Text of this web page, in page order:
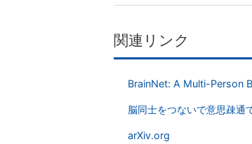
関連リンク
BrainNet: A Multi-Person
脳同士をつないで意思疎
arXiv.org